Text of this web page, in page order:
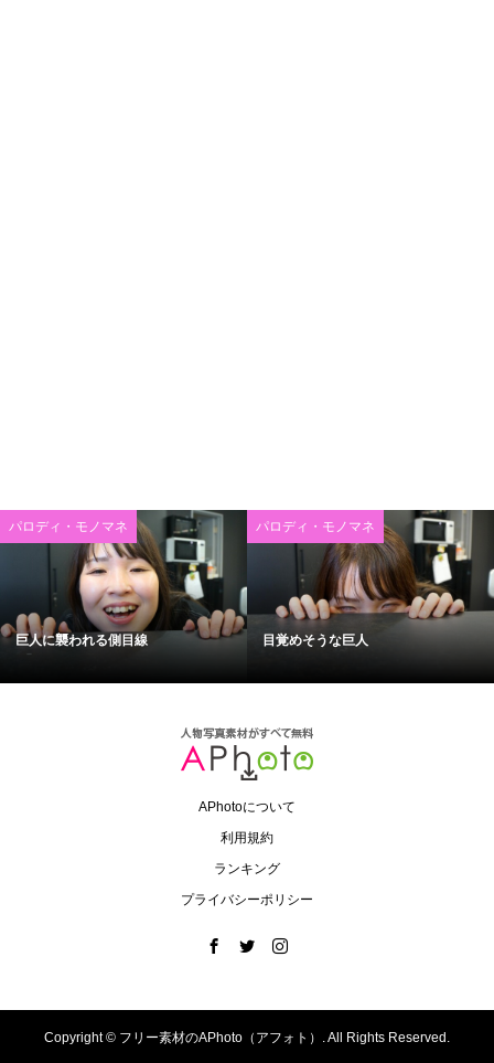
パロディ・モノマネ
巨人に襲われる側目線
パロディ・モノマネ
目覚めそうな巨人
APhotoについて
利用規約
ランキング
プライバシーポリシー
Copyright © フリー素材のAPhoto（アフォト）. All Rights Reserved.